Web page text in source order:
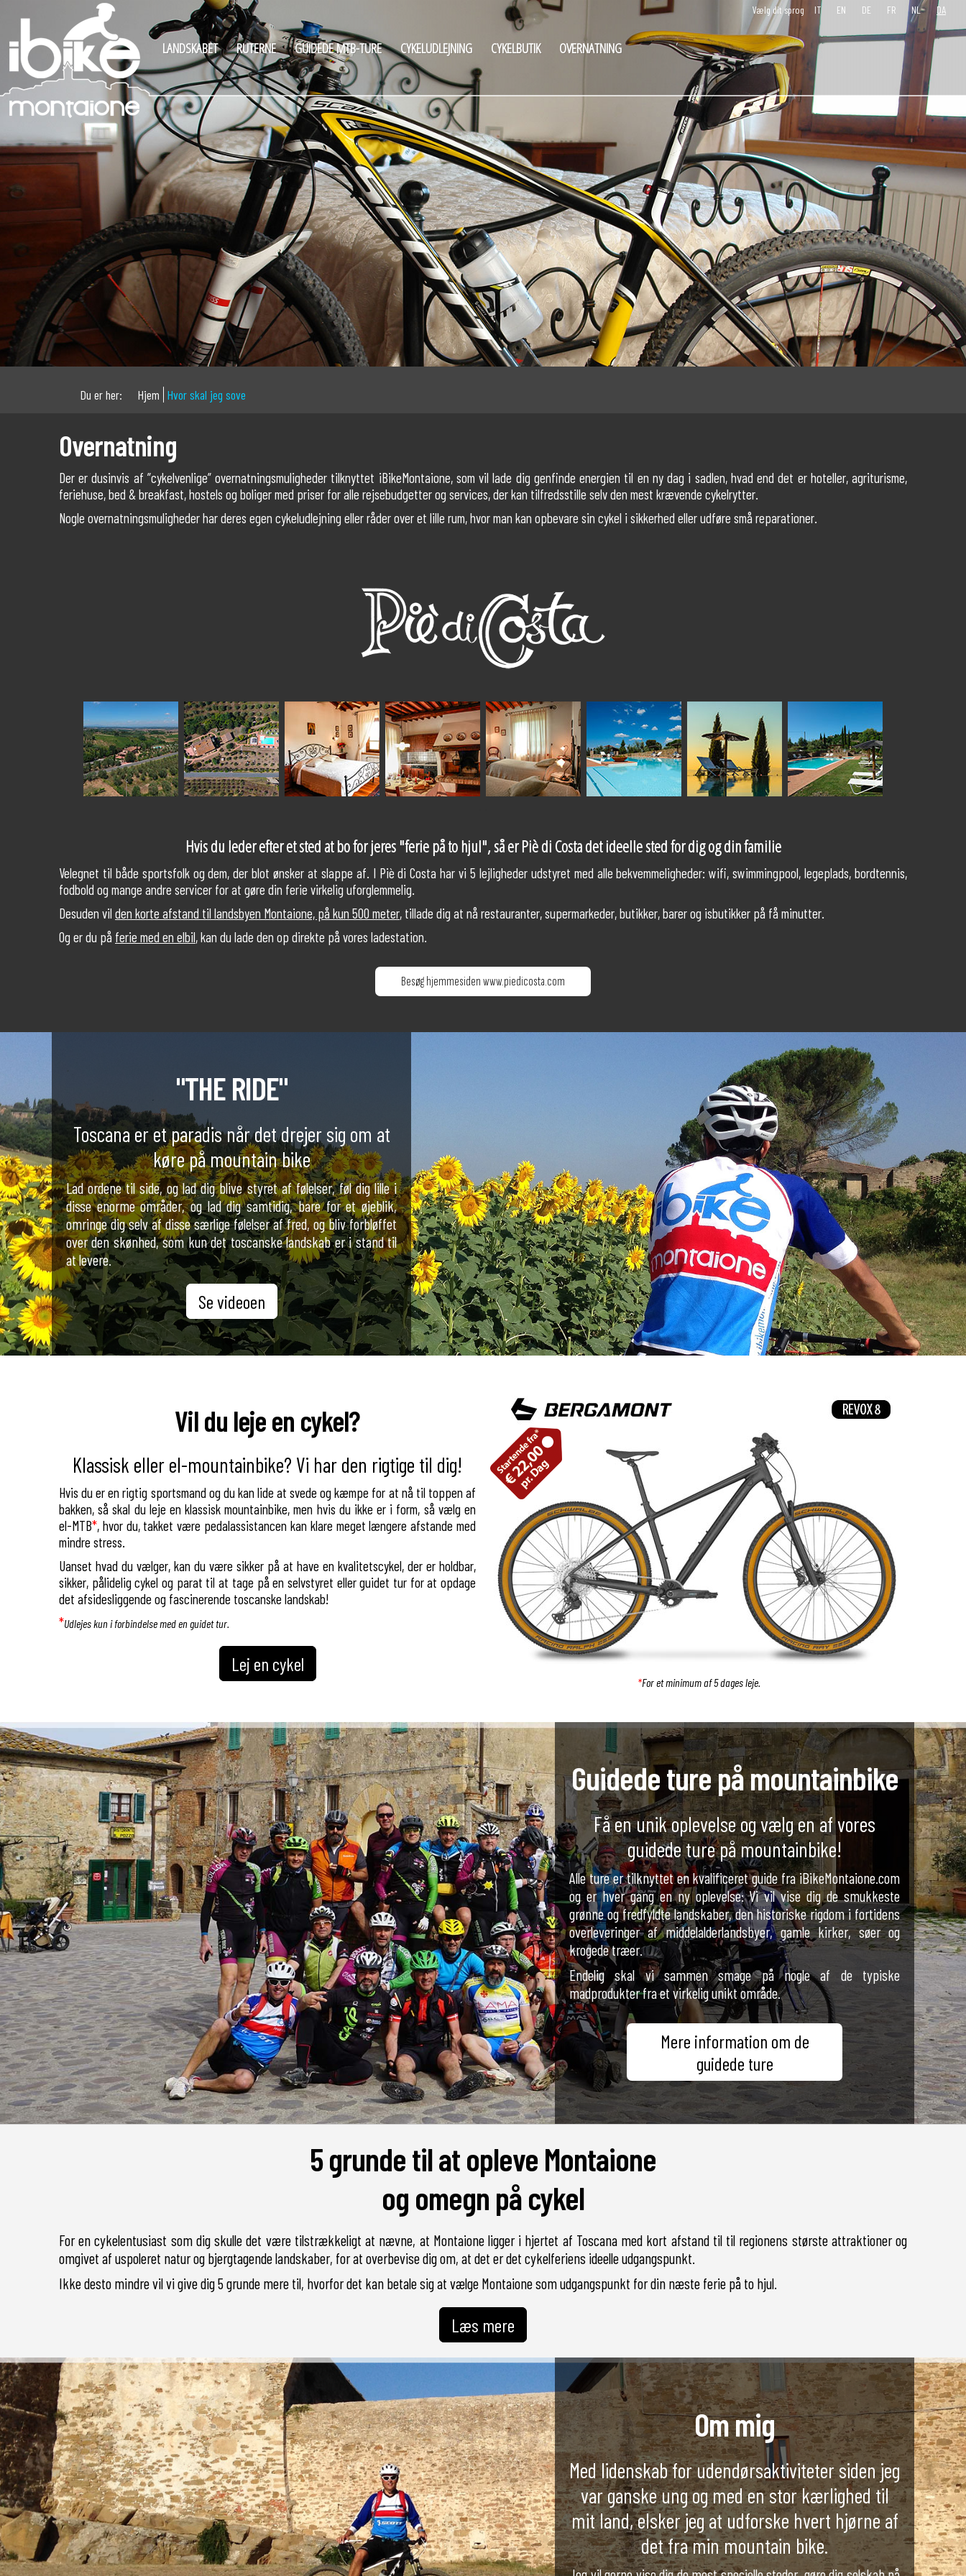
Vælg dit sprog IT EN DE FR NL DA
LANDSKABET RUTERNE GUIDEDE MTB-TURE CYKELUDLEJNING CYKELBUTIK OVERNATNING
Du er her: Hjem Hvor skal jeg sove
Overnatning
Der er dusinvis af ”cykelvenlige” overnatningsmuligheder tilknyttet iBikeMontaione, som vil lade dig genfinde energien til en ny dag i sadlen, hvad end det er hoteller, agriturisme,
feriehuse, bed & breakfast, hostels og boliger med priser for alle rejsebudgetter og services, der kan tilfredsstille selv den mest krævende cykelrytter.
Nogle overnatningsmuligheder har deres egen cykeludlejning eller råder over et lille rum, hvor man kan opbevare sin cykel i sikkerhed eller udføre små reparationer.
Hvis du leder efter et sted at bo for jeres "ferie på to hjul", så er Piè di Costa det ideelle sted for dig og din familie
Velegnet til både sportsfolk og dem, der blot ønsker at slappe af. I Piè di Costa har vi 5 lejligheder udstyret med alle bekvemmeligheder: wifi, swimmingpool, legeplads, bordtennis,
fodbold og mange andre servicer for at gøre din ferie virkelig uforglemmelig.
Desuden vil den korte afstand til landsbyen Montaione, på kun 500 meter, tillade dig at nå restauranter, supermarkeder, butikker, barer og isbutikker på få minutter.
Og er du på ferie med en elbil, kan du lade den op direkte på vores ladestation.
Besøg hjemmesiden www.piedicosta.com
"THE RIDE"
Toscana er et paradis når det drejer sig om at
køre på mountain bike
Lad ordene til side, og lad dig blive styret af følelser, føl dig lille i
disse enorme områder, og lad dig samtidig, bare for et øjeblik,
omringe dig selv af disse særlige følelser af fred, og bliv forbløffet
over den skønhed, som kun det toscanske landskab er i stand til
at levere.
Se videoen
Vil du leje en cykel?
Klassisk eller el-mountainbike? Vi har den rigtige til dig!
Hvis du er en rigtig sportsmand og du kan lide at svede og kæmpe for at nå til toppen af
bakken, så skal du leje en klassisk mountainbike, men hvis du ikke er i form, så vælg en
el-MTB*, hvor du, takket være pedalassistancen kan klare meget længere afstande med
mindre stress.
Uanset hvad du vælger, kan du være sikker på at have en kvalitetscykel, der er holdbar,
sikker, pålidelig cykel og parat til at tage på en selvstyret eller guidet tur for at opdage
det afsidesliggende og fascinerende toscanske landskab!
*Udlejes kun i forbindelse med en guidet tur.
Lej en cykel
*For et minimum af 5 dages leje.
Guidede ture på mountainbike
Få en unik oplevelse og vælg en af vores
guidede ture på mountainbike!
Alle ture er tilknyttet en kvalificeret guide fra iBikeMontaione.com
og er hver gang en ny oplevelse: Vi vil vise dig de smukkeste
grønne og fredfyldte landskaber, den historiske rigdom i fortidens
overleveringer af middelalderlandsbyer, gamle kirker, søer og
krogede træer.
Endelig skal vi sammen smage på nogle af de typiske
madprodukter fra et virkelig unikt område.
Mere information om de
guidede ture
5 grunde til at opleve Montaione
og omegn på cykel
For en cykelentusiast som dig skulle det være tilstrækkeligt at nævne, at Montaione ligger i hjertet af Toscana med kort afstand til til regionens største attraktioner og
omgivet af uspoleret natur og bjergtagende landskaber, for at overbevise dig om, at det er det cykelferiens ideelle udgangspunkt.
Ikke desto mindre vil vi give dig 5 grunde mere til, hvorfor det kan betale sig at vælge Montaione som udgangspunkt for din næste ferie på to hjul.
Læs mere
Om mig
Med lidenskab for udendørsaktiviteter siden jeg
var ganske ung og med en stor kærlighed til
mit land, elsker jeg at udforske hvert hjørne af
det fra min mountain bike.